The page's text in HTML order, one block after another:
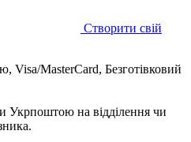
Створити свій
Visa/MasterCard, Безготівковий
на відділення чи